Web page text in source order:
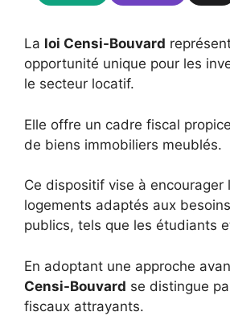
La loi Censi-Bouvard
opportunité unique pour les
le secteur locatif.
Elle offre un cadre fiscal
de biens immobiliers meublés.
Ce dispositif vise à encourager
logements adaptés aux
publics, tels que les étudiants
En adoptant une approche
Censi-Bouvard se distingue
fiscaux attrayants.